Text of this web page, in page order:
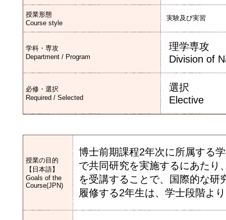
授業形態
Course style
実験及び実習
学科・専攻
Department / Program
理学専攻
Division of
必修・選択
Required / Selected
選択
Elective
授業の目的
【日本語】
Goals of the
Course(JPN)
博士前期課程2年次に所属する
で共同研究を実施するにあたり
を受講することで、国際的な研
履修する2年生は、学士段階よ